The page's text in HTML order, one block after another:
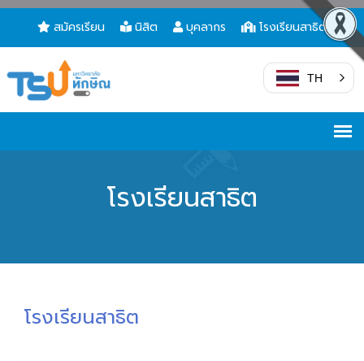
สมัครเรียน นิสิต บุคลากร โรงเรียนสาธิต
TH
โรงเรียนสาธิต
โรงเรียนสาธิต